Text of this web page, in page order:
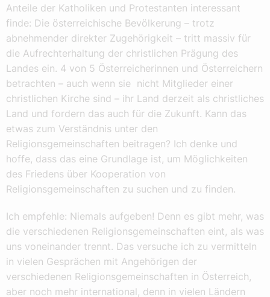
Anteile der Katholiken und Protestanten interessant
finde: Die österreichische Bevölkerung – trotz
abnehmender direkter Zugehörigkeit – tritt massiv für
die Aufrechterhaltung der christlichen Prägung des
Landes ein. 4 von 5 Österreicherinnen und Österreichern
betrachten – auch wenn sie nicht Mitglieder einer
christlichen Kirche sind – ihr Land derzeit als christliches
Land und fordern das auch für die Zukunft. Kann das
etwas zum Verständnis unter den
Religionsgemeinschaften beitragen? Ich denke und
hoffe, dass das eine Grundlage ist, um Möglichkeiten
des Friedens über Kooperation von
Religionsgemeinschaften zu suchen und zu finden.
Ich empfehle: Niemals aufgeben! Denn es gibt mehr, was
die verschiedenen Religionsgemeinschaften eint, als was
uns voneinander trennt. Das versuche ich zu vermitteln
in vielen Gesprächen mit Angehörigen der
verschiedenen Religionsgemeinschaften in Österreich,
aber noch mehr international, denn in vielen Ländern